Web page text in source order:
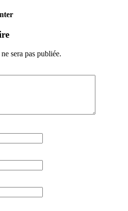
sera pas publiée.